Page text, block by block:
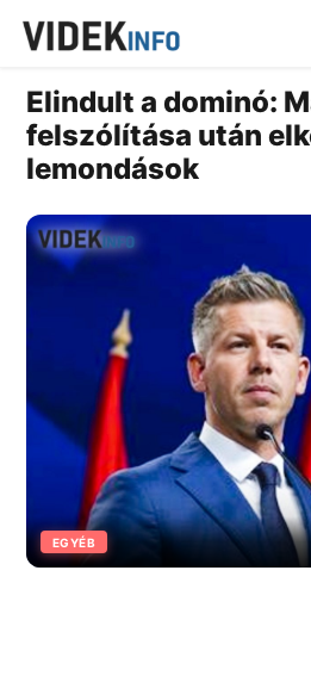
Elindult a dominó:
felszólítása után
lemondások
EGYÉB